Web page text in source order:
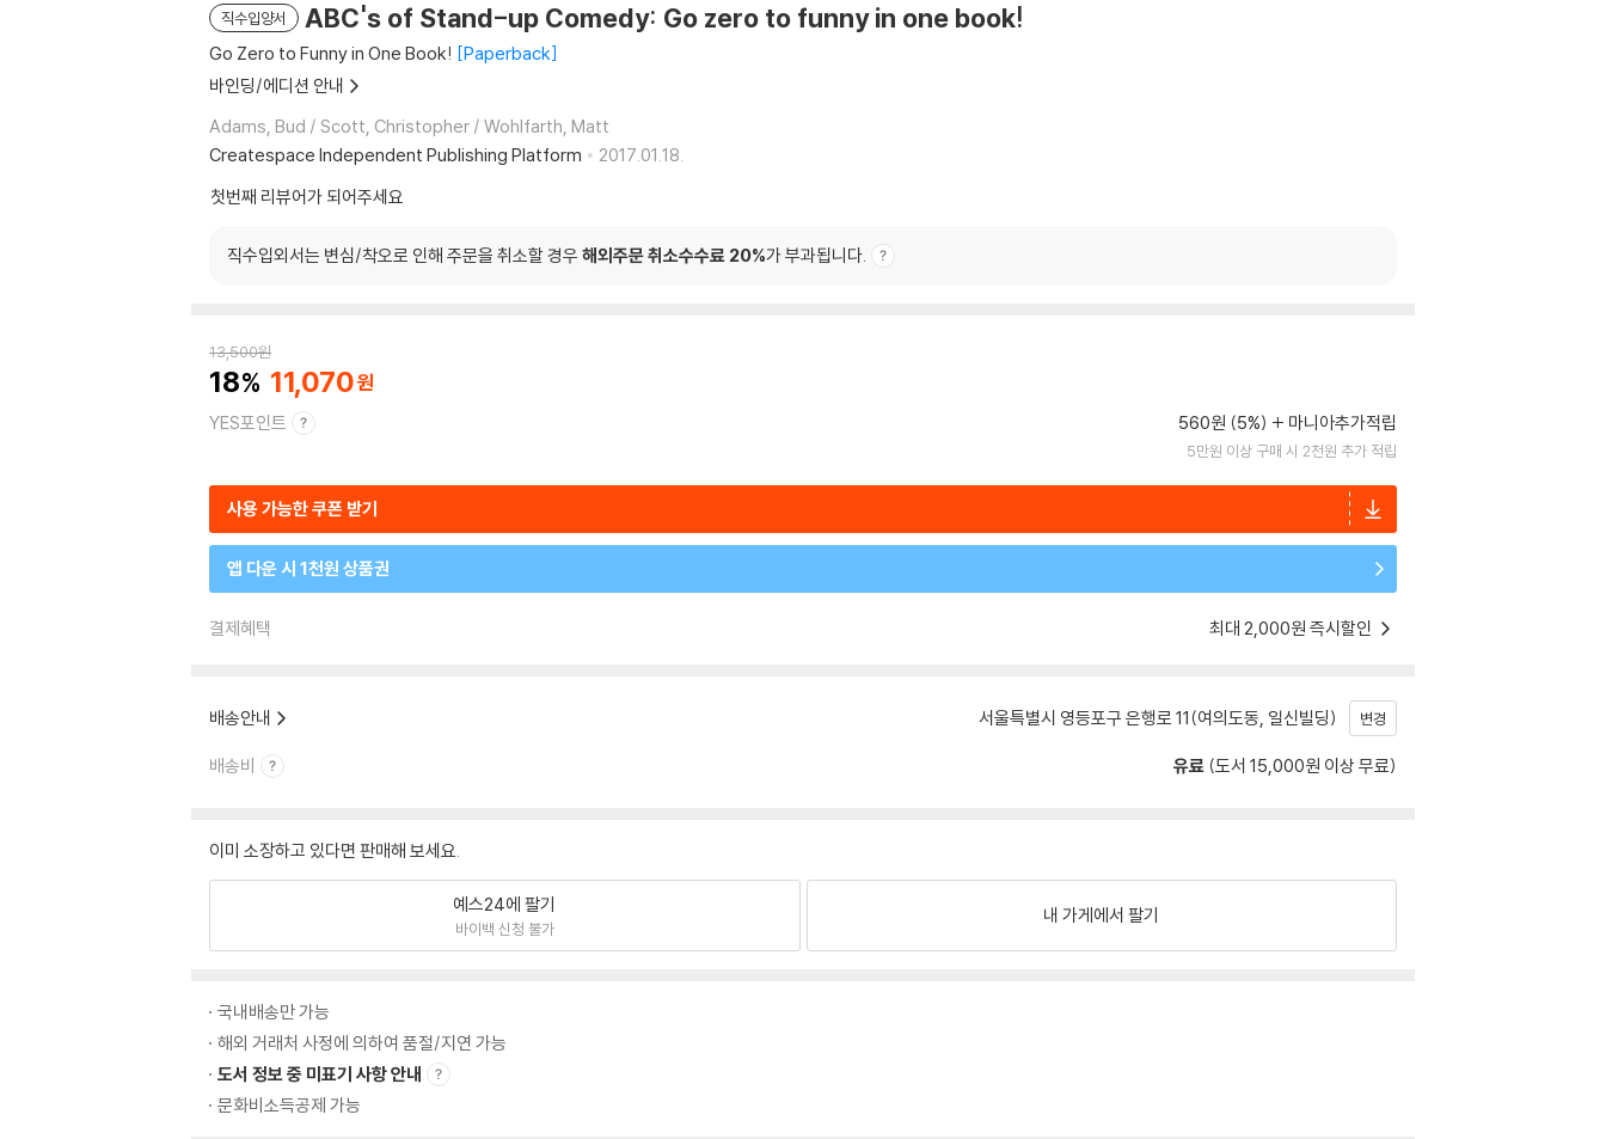
직수입양서 ABC's of Stand-up Comedy: Go zero to funny in one book!
Go Zero to Funny in One Book! Paperback
바인딩/에디션 안내
Adams, Bud / Scott, Christopher / Wohlfarth, Matt
Createspace Independent Publishing Platform
2017.01.18.
첫번째 리뷰어가 되어주세요
직수입외서는 변심/착오로 인해 주문을 취소할 경우 해외주문 취소수수료 20%가 부과됩니다.
13,500원
18 11,070
YES포인트 560원 (5%) 마니아추가적립
5만원 이상 구매 시 2천원 추가 적립
사용 가능한 쿠폰 받기
앱 다운 시 1천원 상품권
결제혜택 최대 2,000원 즉시할인
배송안내 서울특별시 영등포구 은행로 11(여의도동, 일신빌딩) 변경
배송비 유료 (도서 15,000원 이상 무료)
이미 소장하고 있다면 판매해 보세요.
예스24에 팔기
바이백 신청 불가
내 가게에서 팔기
국내배송만 가능
해외 거래처 사정에 의하여 품절/지연 가능
도서 정보 중 미표기 사항 안내
문화비소득공제 가능